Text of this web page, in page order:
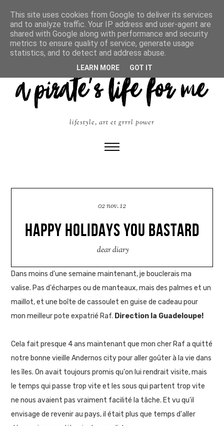
lifestyle, art et grrrl power
02 nov. 12
HAPPY HOLIDAYS YOU BASTARD
dear diary
Dans moins d'une semaine maintenant, je bouclerais ma
valise. Pas d'écharpes ou de manteaux, mais des palmes et un
maillot, et une boîte de cassoulet en guise de cadeau pour
mon meilleur pote expatrié Raf. Direction la Guadeloupe!
Cela fait presque 4 ans maintenant que mon cher Raf a quitté
notre bonne vieille Andernos city pour aller goûter à la vie dans
les îles. On avait toujours promis qu'on lui rendrait visite, mais
le temps qui passe trop vite et les sous qui partent trop vite
ne nous avaient pas vraiment facilité la tâche. Et vu qu'il
envisage de revenir au pays, il était plus que temps d'aller
This site uses cookies from Google to deliver its services
and to analyze traffic. Your IP address and user-agent are
shared with Google along with performance and security
metrics to ensure quality of service, generate usage
statistics, and to detect and address abuse.
LEARN MORE GOT IT